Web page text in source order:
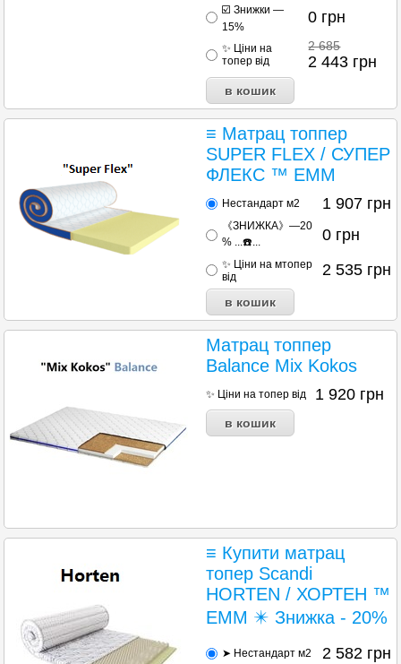
☑️ Знижки —
15%
0 грн
✨ Ціни на
топер від
2 685
2 443 грн
≡ Матрац топпер
SUPER FLEX / СУПЕР
ФЛЕКС ™ EMM
Нестандарт м2 1 907 грн
《ЗНИЖКА》—20
% ...☎️...
0 грн
✨ Ціни на мтопер
від
2 535 грн
Матрац топпер
Balance Mix Kokos
✨ Ціни на топер від 1 920 грн
≡ Купити матрац
топер Scandi
HORTEN / ХОРТЕН ™
ЕММ ✴️ Знижка - 20%
➤ Нестандарт м2 2 582 грн